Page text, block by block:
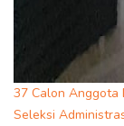
37 Calon Anggota
Seleksi